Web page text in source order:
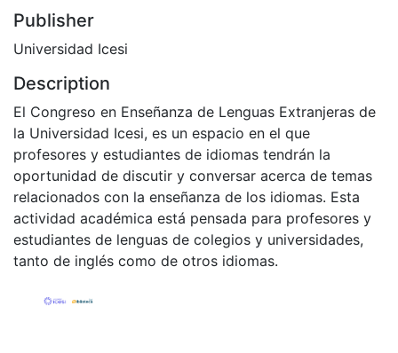
Publisher
Universidad Icesi
Description
El Congreso en Enseñanza de Lenguas Extranjeras de
la Universidad Icesi, es un espacio en el que
profesores y estudiantes de idiomas tendrán la
oportunidad de discutir y conversar acerca de temas
relacionados con la enseñanza de los idiomas. Esta
actividad académica está pensada para profesores y
estudiantes de lenguas de colegios y universidades,
tanto de inglés como de otros idiomas.